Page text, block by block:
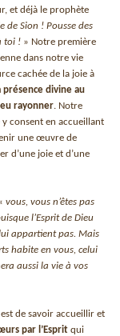
et déjà le prophète
de Sion ! Pousse des
toi ! » Notre première
dans notre vie
cachée de la joie à
présence divine au
rayonner . Notre
consent en accueillant
une œuvre de
d’une joie et d’une
vous, vous n’êtes pas
l’Esprit de Dieu
appartient pas. Mais
habite en vous, celui
aussi la vie à vos
de savoir accueillir et
par l’Esprit qui